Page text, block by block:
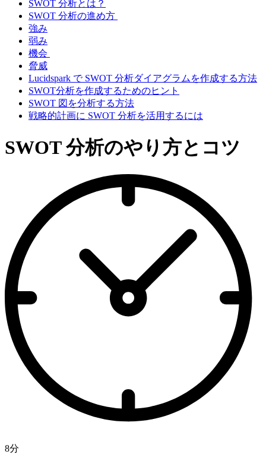
SWOT 分析とは？
SWOT 分析の進め方
強み
弱み
機会
脅威
Lucidspark で SWOT 分析ダイアグラムを作成する方法
SWOT分析を作成するためのヒント
SWOT 図を分析する方法
戦略的計画に SWOT 分析を活用するには
SWOT 分析のやり方とコツ
8分